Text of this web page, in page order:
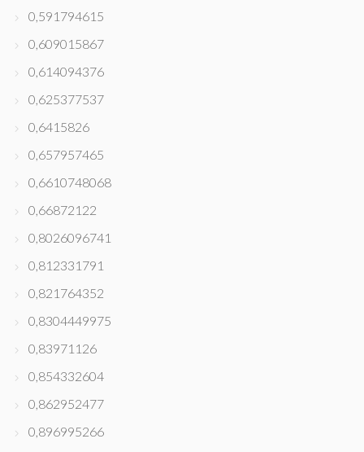
0,591794615
0,609015867
0,614094376
0,625377537
0,6415826
0,657957465
0,6610748068
0,66872122
0,8026096741
0,812331791
0,821764352
0,8304449975
0,83971126
0,854332604
0,862952477
0,896995266